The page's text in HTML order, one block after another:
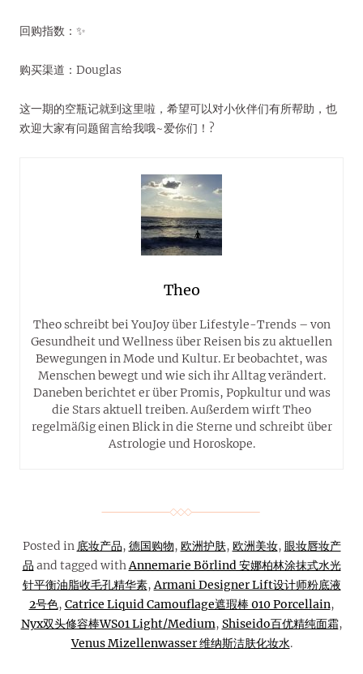
回购指数：✨
购买渠道：Douglas
这一期的空瓶记就到这里啦，希望可以对小伙伴们有所帮助，也
欢迎大家有问题留言给我哦~爱你们！?
Theo
Theo schreibt bei YouJoy über Lifestyle-Trends – von
Gesundheit und Wellness über Reisen bis zu aktuellen
Bewegungen in Mode und Kultur. Er beobachtet, was
Menschen bewegt und wie sich ihr Alltag verändert.
Daneben berichtet er über Promis, Popkultur und was
die Stars aktuell treiben. Außerdem wirft Theo
regelmäßig einen Blick in die Sterne und schreibt über
Astrologie und Horoskope.
Posted in 底妆产品, 德国购物, 欧洲护肤, 欧洲美妆, 眼妆唇妆产
品 and tagged withAnnemarie Börlind 安娜柏林涂抹式水光
针平衡油脂收毛孔精华素,Armani Designer Lift设计师粉底液
2号色, Catrice Liquid Camouflage遮瑕棒 010 Porcellain,
Nyx双头修容棒WS01 Light/Medium, Shiseido百优精纯面霜,
Venus Mizellenwasser 维纳斯洁肤化妆水.